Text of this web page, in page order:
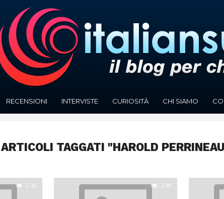
RECENSIONI INTERVISTE CURIOSITÀ CHI SIAMO
ARTICOLI TAGGATI "HAROLD
2.3K 2.9K